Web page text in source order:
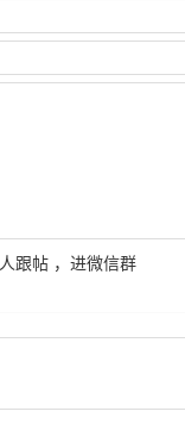
人跟帖 ， 进微信群